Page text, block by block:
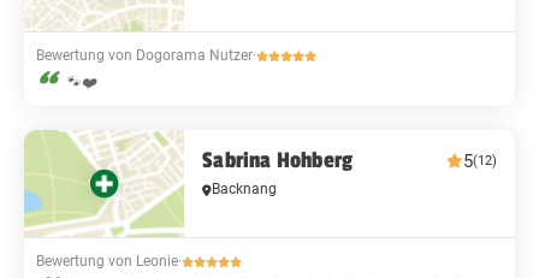
Bewertung von Dogorama Nutzer·
🐾❤️
Sabrina Hohberg 5(12)
Backnang
Bewertung von Leonie·